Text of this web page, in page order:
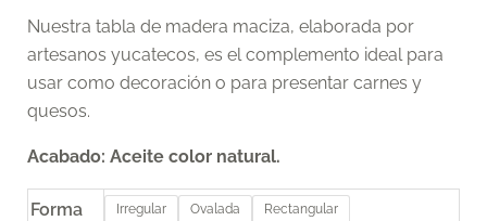
Nuestra tabla de madera maciza, elaborada por
artesanos yucatecos, es el complemento ideal para
usar como decoración o para presentar carnes y
quesos.
Acabado: Aceite color natural.
Forma Irregular Ovalada Rectangular
FRÍAS
cantidad